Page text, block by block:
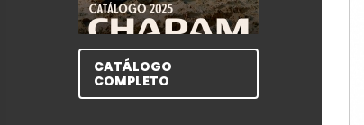
CATÁLOGO
COMPLETO